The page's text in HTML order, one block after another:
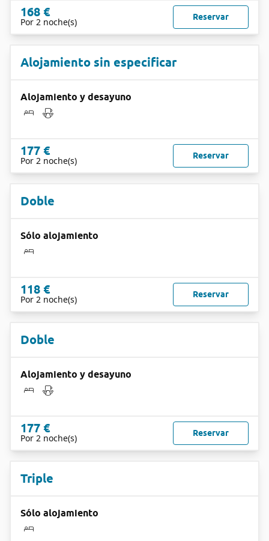
168 €
Por 2 noche(s) Reservar
Alojamiento sin especificar
Alojamiento y desayuno
177 €
Por 2 noche(s) Reservar
Doble
Sólo alojamiento
118 €
Por 2 noche(s) Reservar
Doble
Alojamiento y desayuno
177 €
Por 2 noche(s) Reservar
Triple
Sólo alojamiento